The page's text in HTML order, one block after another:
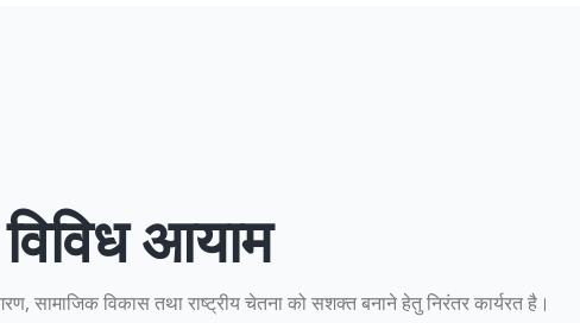
आयाम
सामाजिक विकास तथा राष्ट्रीय चेतना को सशक्त बनाने हेतु निरंतर कार्यरत है।